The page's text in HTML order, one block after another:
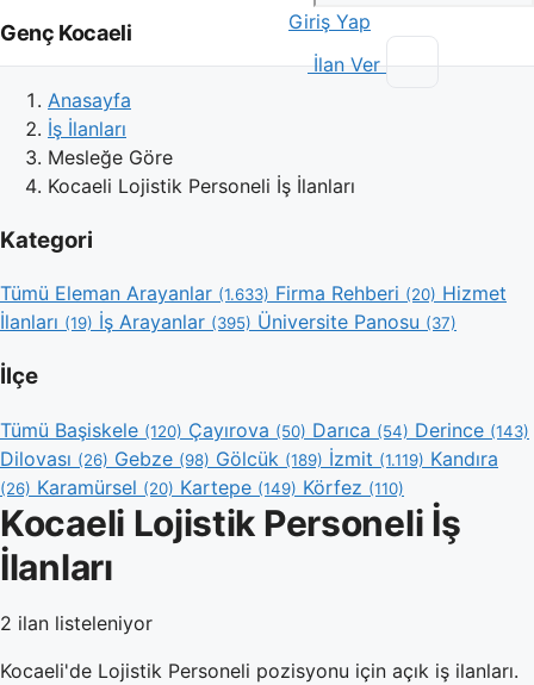
Genç Kocaeli
Giriş Yap
İlan Ver
Anasayfa
İş İlanları
Mesleğe Göre
Kocaeli Lojistik Personeli İş İlanları
Kategori
Tümü Eleman Arayanlar (1.633) Firma Rehberi (20) Hizmet
İlanları (19) İş Arayanlar (395) Üniversite Panosu (37)
İlçe
Tümü Başiskele (120) Çayırova (50) Darıca (54) Derince (143)
Dilovası (26) Gebze (98) Gölcük (189) İzmit (1.119) Kandıra
(26) Karamürsel (20) Kartepe (149) Körfez (110)
Kocaeli Lojistik Personeli İş
İlanları
2 ilan listeleniyor
Kocaeli'de Lojistik Personeli pozisyonu için açık iş ilanları.